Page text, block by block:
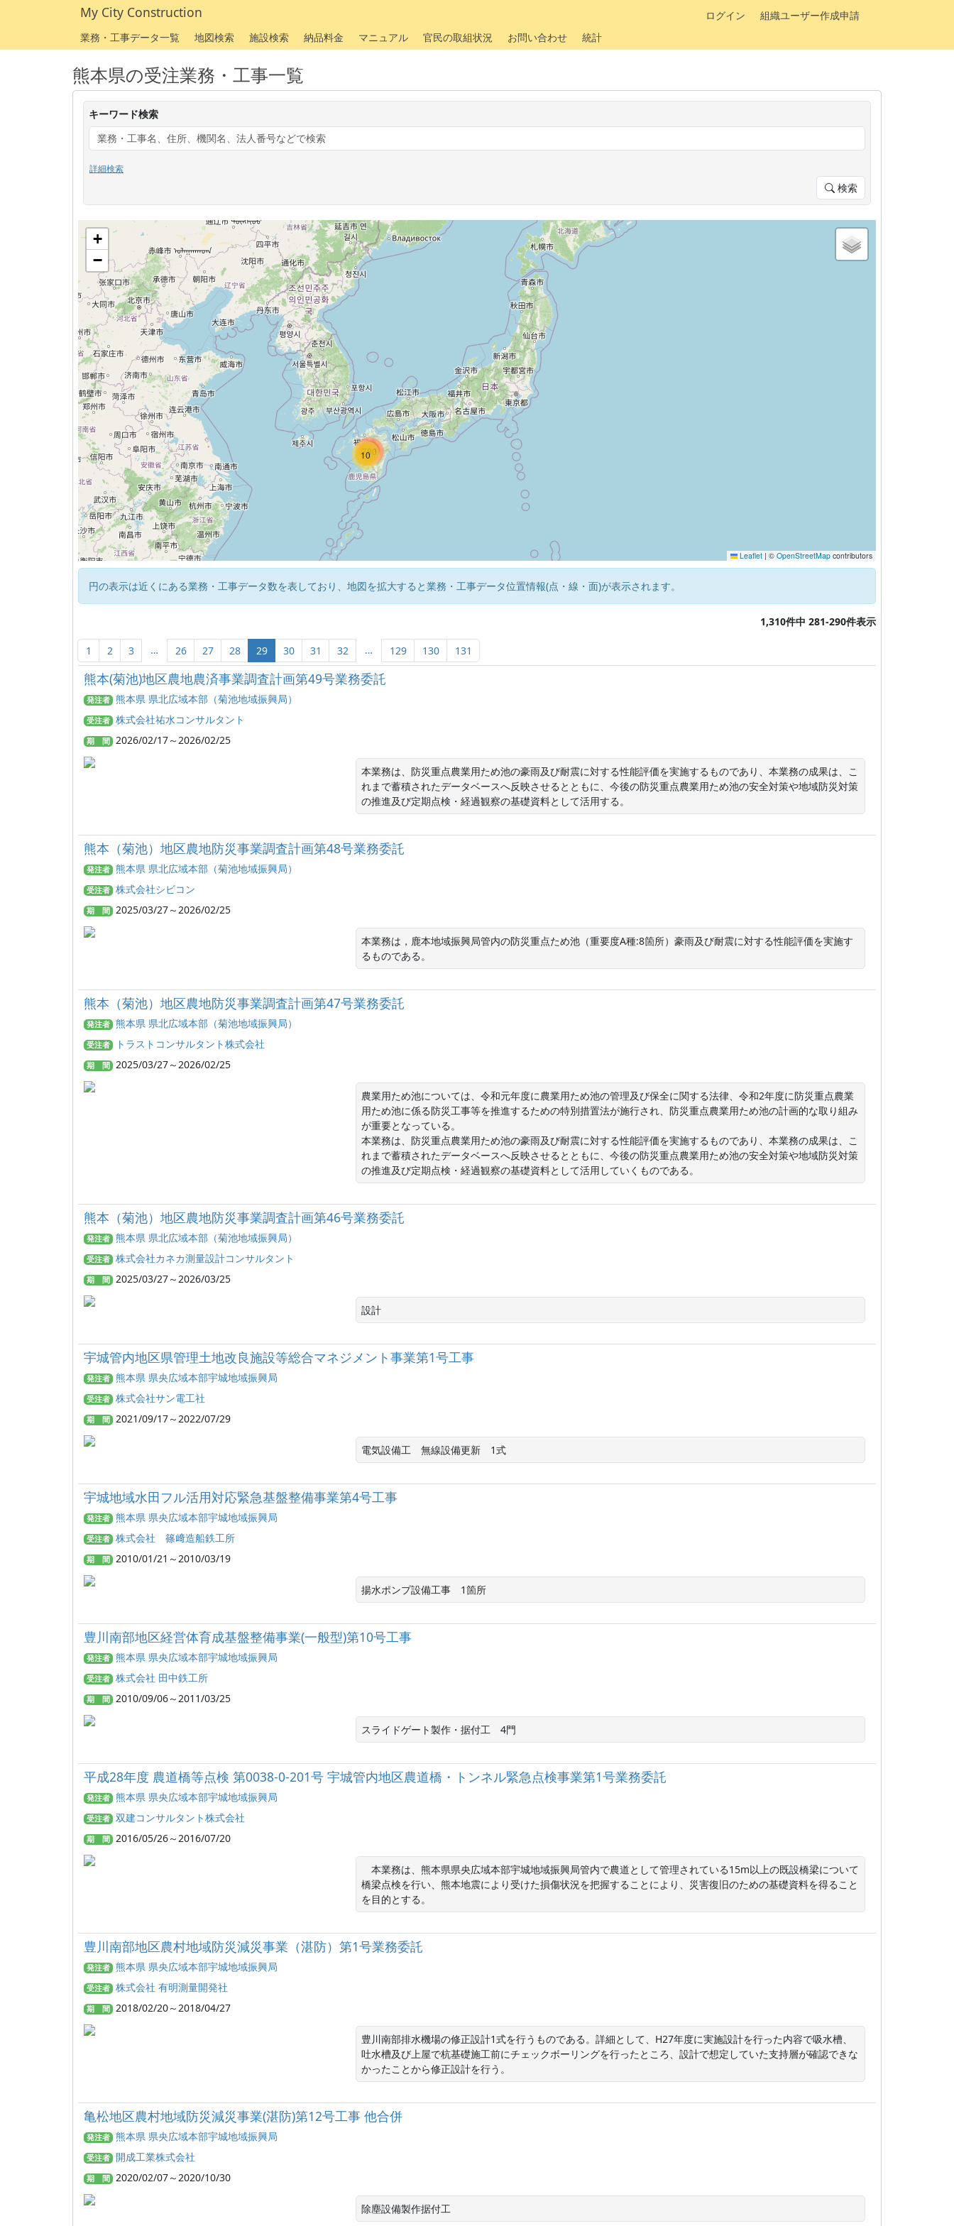
My City Construction ログイン
組織ユーザー作成申請
業務・工事データ一覧
地図検索 施設検索 納品料金 マニュアル 官民の取組状況 お問い合わせ 統計
熊本県の受注業務・工事一覧
キーワード検索
詳細検索
検索
10
1219
780
+
−
Leaflet | © OpenStreetMap contributors
円の表示は近くにある業務・工事データ数を表しており、地図を拡大すると業務・工事データ位置情報(点・線・面)が表示されます。
1,310件中 281-290件表示
1 2 3 … 26 27 28 29 30 31 32 … 129 130 131
熊本(菊池)地区農地農済事業調査計画第49号業務委託
発注者 熊本県 県北広域本部（菊池地域振興局）
受注者 株式会社祐水コンサルタント
期 間 2026/02/17～2026/02/25
本業務は、防災重点農業用ため池の豪雨及び耐震に対する性能評価を実施するものであり、本業務の成果は、こ
れまで蓄積されたデータベースへ反映させるとともに、今後の防災重点農業用ため池の安全対策や地域防災対策
の推進及び定期点検・経過観察の基礎資料として活用する。
熊本（菊池）地区農地防災事業調査計画第48号業務委託
発注者 熊本県 県北広域本部（菊池地域振興局）
受注者 株式会社シビコン
期 間 2025/03/27～2026/02/25
本業務は，鹿本地域振興局管内の防災重点ため池（重要度A種:8箇所）豪雨及び耐震に対する性能評価を実施す
るものである。
熊本（菊池）地区農地防災事業調査計画第47号業務委託
発注者 熊本県 県北広域本部（菊池地域振興局）
受注者 トラストコンサルタント株式会社
期 間 2025/03/27～2026/02/25
農業用ため池については、令和元年度に農業用ため池の管理及び保全に関する法律、令和2年度に防災重点農業
用ため池に係る防災工事等を推進するための特別措置法が施行され、防災重点農業用ため池の計画的な取り組み
が重要となっている。
本業務は、防災重点農業用ため池の豪雨及び耐震に対する性能評価を実施するものであり、本業務の成果は、こ
れまで蓄積されたデータベースへ反映させるとともに、今後の防災重点農業用ため池の安全対策や地域防災対策
の推進及び定期点検・経過観察の基礎資料として活用していくものである。
熊本（菊池）地区農地防災事業調査計画第46号業務委託
発注者 熊本県 県北広域本部（菊池地域振興局）
受注者 株式会社カネカ測量設計コンサルタント
期 間 2025/03/27～2026/03/25
設計
宇城管内地区県管理土地改良施設等総合マネジメント事業第1号工事
発注者 熊本県 県央広域本部宇城地域振興局
受注者 株式会社サン電工社
期 間 2021/09/17～2022/07/29
電気設備工　無線設備更新　1式
宇城地域水田フル活用対応緊急基盤整備事業第4号工事
発注者 熊本県 県央広域本部宇城地域振興局
受注者 株式会社 篠﨑造船鉄工所
期 間 2010/01/21～2010/03/19
揚水ポンプ設備工事　1箇所
豊川南部地区経営体育成基盤整備事業(一般型)第10号工事
発注者 熊本県 県央広域本部宇城地域振興局
受注者 株式会社 田中鉄工所
期 間 2010/09/06～2011/03/25
スライドゲート製作・据付工　4門
平成28年度 農道橋等点検 第0038-0-201号 宇城管内地区農道橋・トンネル緊急点検事業第1号業務委託
発注者 熊本県 県央広域本部宇城地域振興局
受注者 双建コンサルタント株式会社
期 間 2016/05/26～2016/07/20
本業務は、熊本県県央広域本部宇城地域振興局管内で農道として管理されている15m以上の既設橋梁について
橋梁点検を行い、熊本地震により受けた損傷状況を把握することにより、災害復旧のための基礎資料を得ること
を目的とする。
豊川南部地区農村地域防災減災事業（湛防）第1号業務委託
発注者 熊本県 県央広域本部宇城地域振興局
受注者 株式会社 有明測量開発社
期 間 2018/02/20～2018/04/27
豊川南部排水機場の修正設計1式を行うものである。詳細として、H27年度に実施設計を行った内容で吸水槽、
吐水槽及び上屋で杭基礎施工前にチェックボーリングを行ったところ、設計で想定していた支持層が確認できな
かったことから修正設計を行う。
亀松地区農村地域防災減災事業(湛防)第12号工事 他合併
発注者 熊本県 県央広域本部宇城地域振興局
受注者 開成工業株式会社
期 間 2020/02/07～2020/10/30
除塵設備製作据付工